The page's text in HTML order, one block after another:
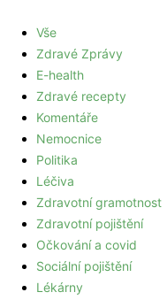
Vše
Zdravé Zprávy
E-health
Zdravé recepty
Komentáře
Nemocnice
Politika
Léčiva
Zdravotní gramotnost
Zdravotní pojištění
Očkování a covid
Sociální pojištění
Lékárny